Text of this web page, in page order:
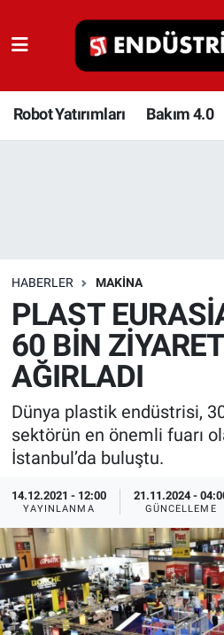
Robot Yatırımları Bakım 4.0
HABERLER MAKINA
PLAST
60 BİN
AĞIRLADI
Dünya plastik endüstrisi,
sektörün en önemli fuarı
İstanbul’da buluştu.
14.12.2021 - 12:00
YAYINLANMA
21.11.2024 -
GÜNCELLEME
Robot Yatırımları
Bakım 4.0
İnşaat ve Malzeme
HaberOrtak
EndüstriST
Enerjisini Üreten
Endüstri 4.0 Uygulamaları
Ağır Sanayi Çözümleri